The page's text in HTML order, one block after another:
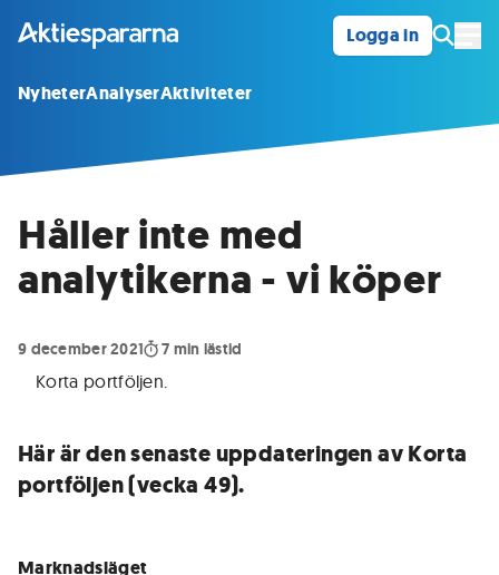
Logga in
NyheterAnalyserAktiviteter
Håller inte med
analytikerna - vi köper
9 december 2021 7 min lästid
Korta portföljen.
Här är den senaste uppdateringen av Korta
portföljen (vecka 49).
Marknadsläget